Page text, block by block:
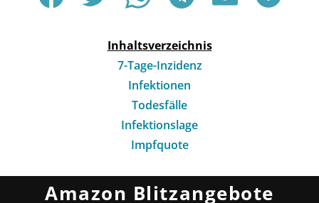
Inhaltsverzeichnis
7-Tage-Inzidenz
Infektionen
Todesfälle
Infektionslage
Impfquote